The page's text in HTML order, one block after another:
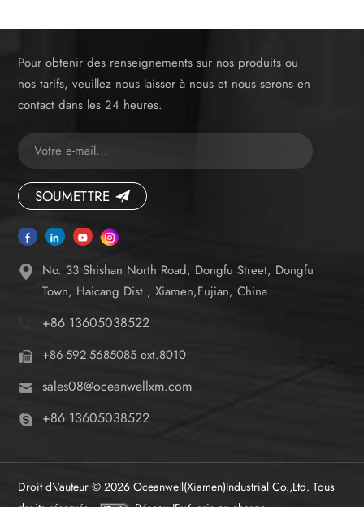
Pour obtenir des renseignements sur nos produits ou
nos tarifs, veuillez nous laisser à nous et nous serons en
contact dans les 24 heures.
SOUMETTRE
No. 33 Shishan North Road, Dongfu Street, Dongfu
Town, Haicang Dist., Xiamen,Fujian, China
+86 13605038522
+86-592-5685085 ext.8010
sales08@oceanwellxm.com
+86 13605038522
Droit d\'auteur © 2026 Oceanwell(Xiamen)Industrial Co.,Ltd. Tous